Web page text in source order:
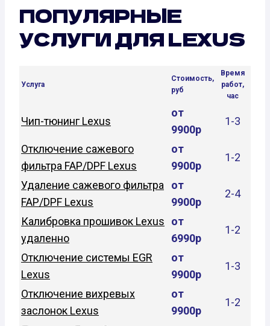
ПОПУЛЯРНЫЕ
УСЛУГИ ДЛЯ LEXUS
Услуга
Стоимость,
руб
Время
работ,
час
Чип-тюнинг Lexus
от
9900р
1-3
Отключение сажевого
фильтра FAP/DPF Lexus
от
9900р
1-2
Удаление сажевого фильтра
FAP/DPF Lexus
от
9900р
2-4
Калибровка прошивок Lexus
удаленно
от
6990р
1-2
Отключение системы EGR
Lexus
от
9900р
1-3
Отключение вихревых
заслонок Lexus
от
9900р
1-2